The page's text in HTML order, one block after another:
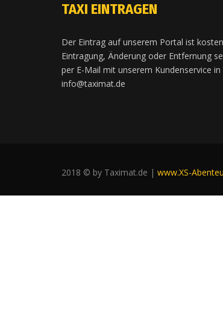
TAXI EINTRAGEN
Der Eintrag auf unserem Portal ist
Eintragung, Änderung oder Entfernung
per E-Mail mit unserem Kundenservice in
info@taximat.de
2018 © by Taximat.de | www.XS-